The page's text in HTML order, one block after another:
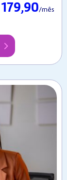
179,90/mês